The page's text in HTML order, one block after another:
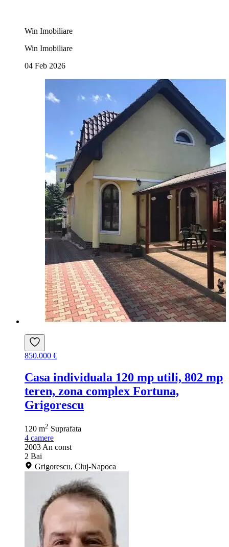
Win Imobiliare
Win Imobiliare
04 Feb 2026
850.000 €
Casa individuala 120 mp utili, 802 mp
teren, zona complex Fortuna,
Grigorescu
120 m2 Suprafata
4 camere
2003 An const
2 Bai
Grigorescu, Cluj-Napoca